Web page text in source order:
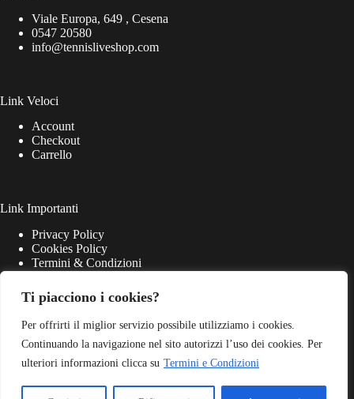
Ti piacciono i cookies?
Per offrirti il miglior servizio possibile utilizziamo i cookies.
Continuando la navigazione nel sito autorizzi l’uso dei cookies. Per
ulteriori informazioni clicca su Termini e Condizioni
Viale Europa, 649 , Cesena
0547 20580
info@tennisliveshop.com
Link Veloci
Account
Checkout
Carrello
Link Importanti
Privacy Policy
Cookies Policy
Termini & Condizioni